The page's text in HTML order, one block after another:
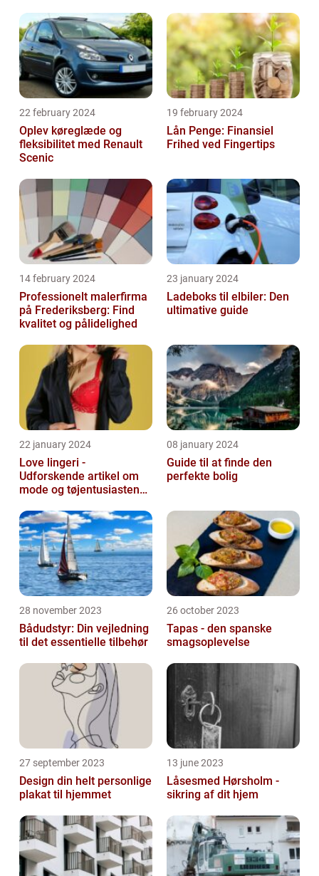
22 february 2024
Oplev køreglæde og
fleksibilitet med Renault
Scenic
19 february 2024
Lån Penge: Finansiel
Frihed ved Fingertips
14 february 2024
Professionelt malerfirma
på Frederiksberg: Find
kvalitet og pålidelighed
23 january 2024
Ladeboks til elbiler: Den
ultimative guide
22 january 2024
Love lingeri -
Udforskende artikel om
mode og tøjentusiastens
08 january 2024
Guide til at finde den
perfekte bolig
28 november 2023
Bådudstyr: Din vejledning
til det essentielle tilbehør
26 october 2023
Tapas - den spanske
smagsoplevelse
27 september 2023
Design din helt personlige
plakat til hjemmet
13 june 2023
Låsesmed Hørsholm -
sikring af dit hjem